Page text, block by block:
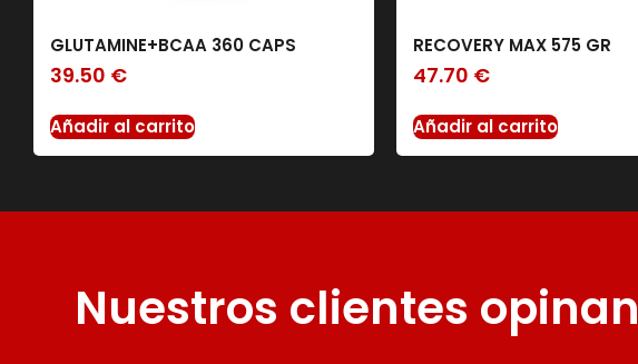
GLUTAMINE+BCAA 360 CAPS
39.50 €
Añadir al carrito
RECOVERY MAX 575 GR
47.70 €
Añadir al carrito
Nuestros clientes opinan